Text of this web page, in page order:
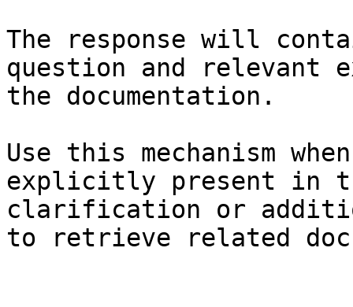
The response will
question and relevant
the documentation.
Use this mechanism
explicitly present in
clarification or